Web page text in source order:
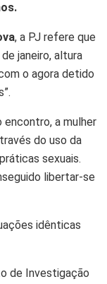
, a PJ refere que
janeiro, altura
o agora detido
encontro, a mulher
do uso da
sexuais.
libertar-se
idênticas
de Investigação